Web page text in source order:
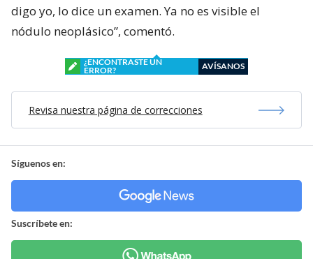
digo yo, lo dice un examen. Ya no es visible el
nódulo neoplásico”, comentó.
¿ENCONTRASTE UN
ERROR?
AVÍSANOS
Revisa nuestra página de correcciones
Síguenos en:
Suscríbete en: